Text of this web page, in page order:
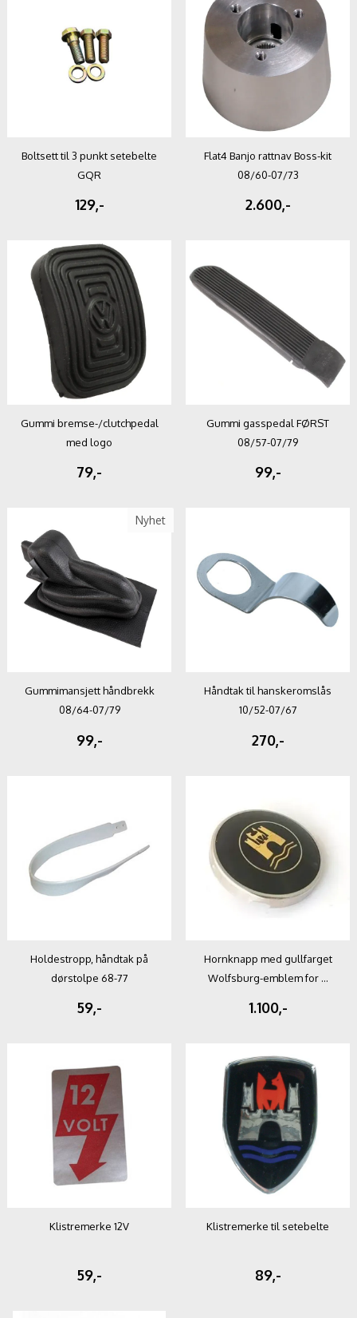
Boltsett til 3 punkt setebelte
GQR
129,-
Flat4 Banjo rattnav Boss-kit
08/60-07/73
2.600,-
Gummi bremse-/clutchpedal
med logo
79,-
Gummi gasspedal FØRST
08/57-07/79
99,-
Nyhet
Gummimansjett håndbrekk
08/64-07/79
99,-
Håndtak til hanskeromslås
10/52-07/67
270,-
Holdestropp, håndtak på
dørstolpe 68-77
59,-
Hornknapp med gullfarget
Wolfsburg-emblem for ...
1.100,-
Klistremerke 12V
59,-
Klistremerke til setebelte
89,-